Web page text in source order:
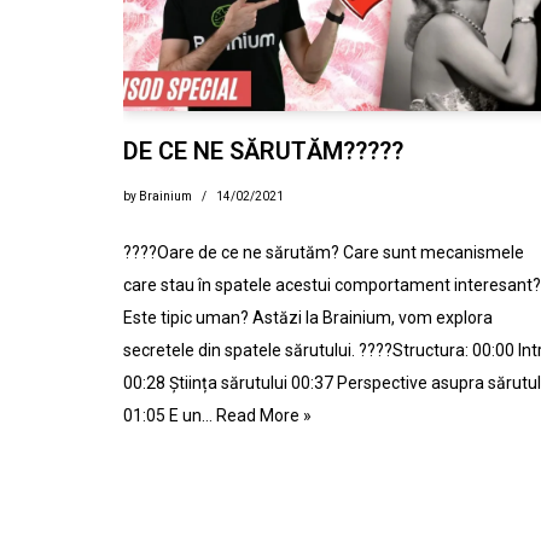
DE CE NE SĂRUTĂM?????
by Brainium 14/02/2021
????Oare de ce ne sărutăm? Care sunt mecanismele
care stau în spatele acestui comportament interesant?
Este tipic uman? Astăzi la Brainium, vom explora
secretele din spatele sărutului. ????Structura: 00:00
00:28 Știința sărutului 00:37 Perspective asupra
01:05 E un…
Read More »